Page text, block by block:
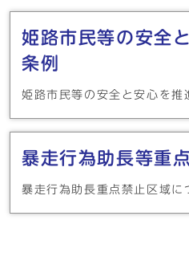
メインメニュー
姫路市民等の安全
条例
姫路市民等の安全と安心を推
暴走行為助長等重
暴走行為助長重点禁止区域に